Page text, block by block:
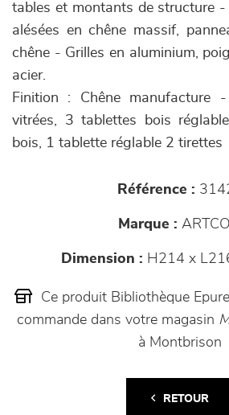
tables et montants de structure -
alésées en chêne massif,
chêne - Grilles en aluminium,
acier.
Finition : Chêne
vitrées, 3 tablettes bois
bois, 1 tablette réglable 2 tirettes
Référence :
Marque :
Dimension : H214 x
Ce produit Bibliothèque
commande dans votre magasin
à Montbrison
RETOUR